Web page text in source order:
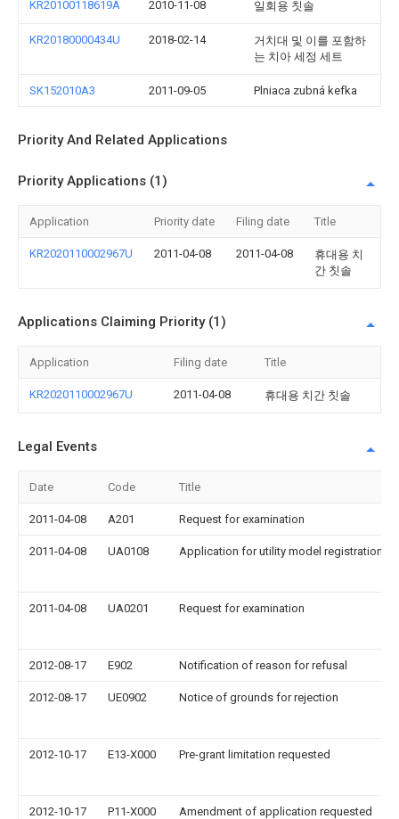
KR20100118619A 2010-11-08 일회용 칫솔
KR20180000434U 2018-02-14
거치대 및 이를 포함하
는 치아 세정 세트
SK152010A3 2011-09-05 Plniaca zubná kefka
Priority And Related Applications
Priority Applications (1)
Application Priority date Filing date Title
KR2020110002967U 2011-04-08 2011-04-08
휴대용 치
간 칫솔
Applications Claiming Priority (1)
Application Filing date Title
KR2020110002967U 2011-04-08 휴대용 치간 칫솔
Legal Events
Date Code Title
2011-04-08 A201 Request for examination
2011-04-08 UA0108 Application for utility model registration
2011-04-08 UA0201 Request for examination
2012-08-17 E902 Notification of reason for refusal
2012-08-17 UE0902 Notice of grounds for rejection
2012-10-17 E13-X000 Pre-grant limitation requested
2012-10-17 P11-X000 Amendment of application requested